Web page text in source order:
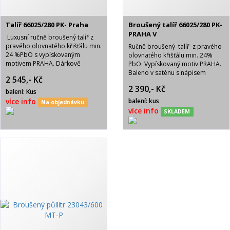
Talíř 66025/280 PK- Praha
Luxusní ručně broušený talíř z
pravého olovnatého křišťálu min.
24 %PbO s vypískovaným
motivem PRAHA. Dárkově
výstelkou.
2 545,- Kč
balení: Kus
více info Na objednávku
Broušený talíř 66025/280 PK-
PRAHA V
Ručně broušený talíř z pravého
olovnatého křišťálu min. 24%
PbO. Vypískovaný motiv PRAHA.
Baleno v saténu s nápisem
2 390,- Kč
balení: kus
více info SKLADEM